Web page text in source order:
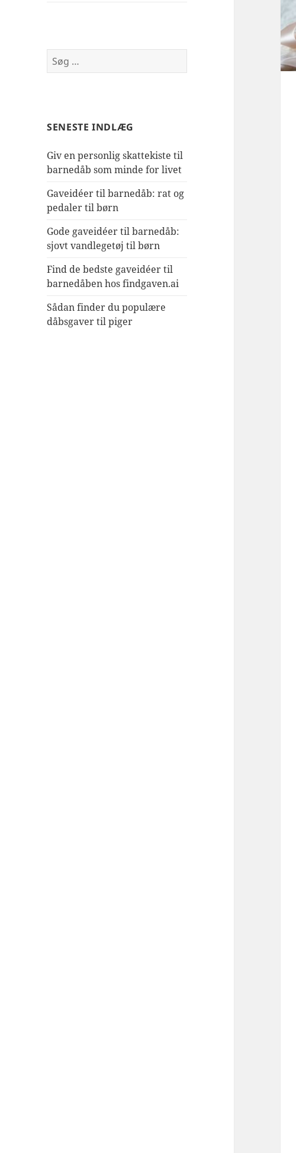
Søg
efter:
SENESTE INDLÆG
Giv en personlig skattekiste til
barnedåb som minde for livet
Gaveidéer til barnedåb: rat og
pedaler til børn
Gode gaveidéer til barnedåb:
sjovt vandlegetøj til børn
Find de bedste gaveidéer til
barnedåben hos findgaven.ai
Sådan finder du populære
dåbsgaver til piger